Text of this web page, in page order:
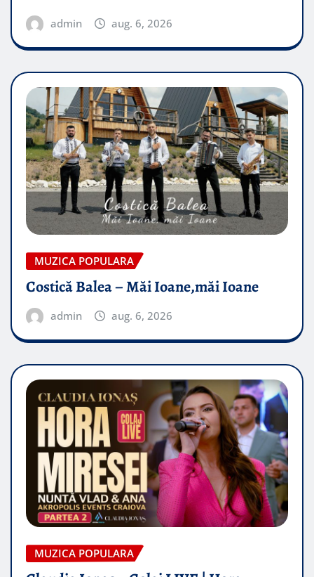
admin aug. 6, 2026
MUZICA POPULARA
Costică Balea – Măi Ioane,măi Ioane
admin aug. 6, 2026
MUZICA POPULARA